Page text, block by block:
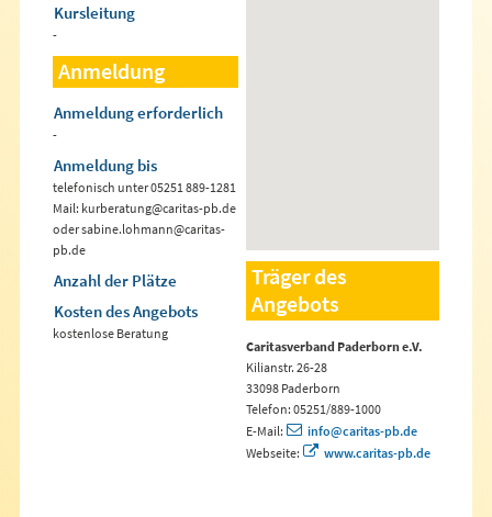
Kursleitung
-
Anmeldung
Anmeldung erforderlich
-
Anmeldung bis
telefonisch unter 05251 889-1281
Mail: kurberatung@caritas-pb.de
oder sabine.lohmann@caritas-
pb.de
Anzahl der Plätze
Kosten des Angebots
kostenlose Beratung
Träger des
Angebots
Caritasverband Paderborn e.V.
Kilianstr. 26-28
33098 Paderborn
Telefon: 05251/889-1000
E-Mail:
info@caritas-pb.de
Webseite:
www.caritas-pb.de